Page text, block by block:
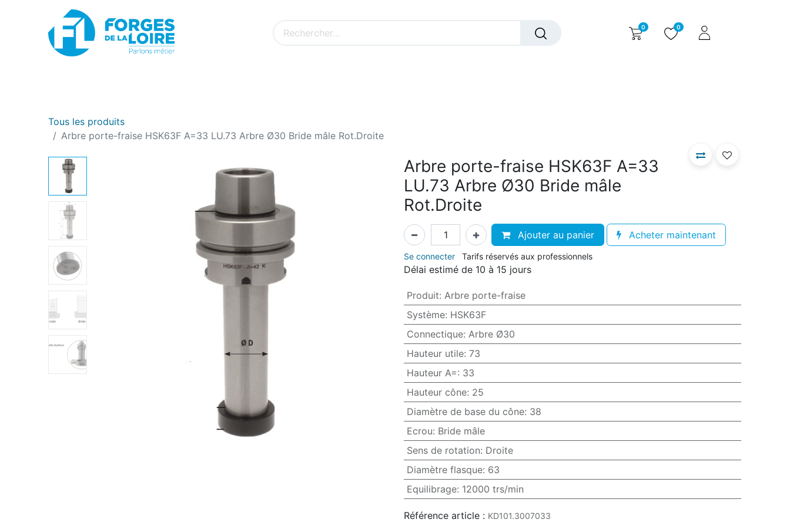
0 0
Tous les produits
Arbre porte-fraise HSK63F A=33 LU.73 Arbre Ø30 Bride mâle Rot.Droite
Arbre porte-fraise HSK63F A=33
LU.73 Arbre Ø30 Bride mâle
Rot.Droite
Ajouter au panier Acheter maintenant
Se connecter Tarifs réservés aux professionnels
Délai estimé de 10 à 15 jours
Produit: Arbre porte-fraise
Système: HSK63F
Connectique: Arbre Ø30
Hauteur utile: 73
Hauteur A=: 33
Hauteur cône: 25
Diamètre de base du cône: 38
Ecrou: Bride mâle
Sens de rotation: Droite
Diamètre flasque: 63
Equilibrage: 12000 trs/min
Référence article : KD101.3007033